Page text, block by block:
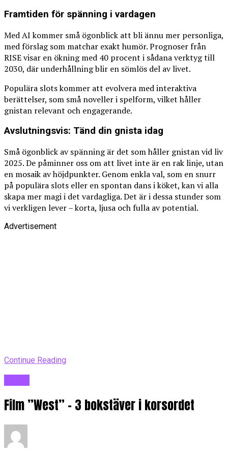
Framtiden för spänning i vardagen
Med AI kommer små ögonblick att bli ännu mer personliga,
med förslag som matchar exakt humör. Prognoser från
RISE visar en ökning med 40 procent i sådana verktyg till
2030, där underhållning blir en sömlös del av livet.
Populära slots kommer att evolvera med interaktiva
berättelser, som små noveller i spelform, vilket håller
gnistan relevant och engagerande.
Avslutningsvis: Tänd din gnista idag
Små ögonblick av spänning är det som håller gnistan vid liv
2025. De påminner oss om att livet inte är en rak linje, utan
en mosaik av höjdpunkter. Genom enkla val, som en snurr
på populära slots eller en spontan dans i köket, kan vi alla
skapa mer magi i det vardagliga. Det är i dessa stunder som
vi verkligen lever – korta, ljusa och fulla av potential.
Advertisement
Continue Reading
Film ”West” – 3 bokstäver i korsordet